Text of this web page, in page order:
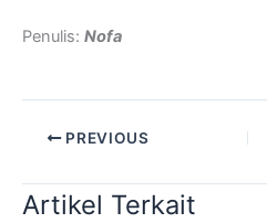
Penulis: Nofa
PREVIOUS
Artikel Terkait